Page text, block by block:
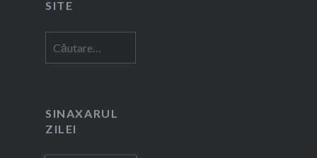
SITE
după:
SINAXARUL
ZILEI